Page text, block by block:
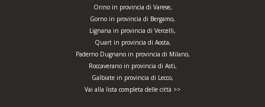
Orino in provincia di Varese,
Gorno in provincia di Bergamo,
Lignana in provincia di Vercelli,
Quart in provincia di Aosta,
Paderno Dugnano in provincia di Milano,
Roccaverano in provincia di Asti,
Galbiate in provincia di Lecco,
Vai alla lista completa delle città >>